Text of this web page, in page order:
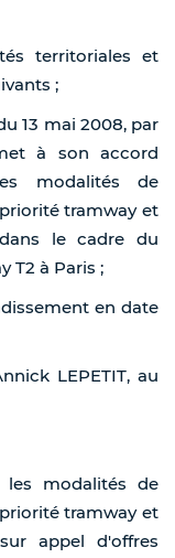
territoriales et
;
13 mai 2008, par
à son accord
modalités de
tramway et
le cadre du
T2 à Paris ;
en date
LEPETIT, au
les modalités de
tramway et
appel d'offres